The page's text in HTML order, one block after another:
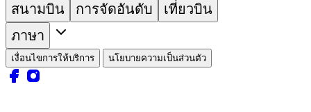
สนามบิน
การจัดอันดับ
เที่ยวบิน
ภาษา
เงื่อนไขการให้บริการ นโยบายความเป็นส่วนตัว